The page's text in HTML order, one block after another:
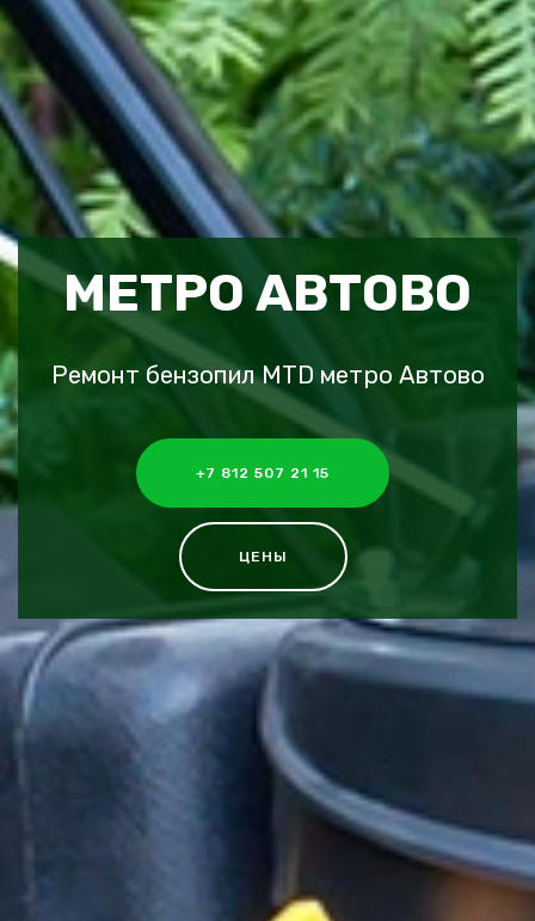
МЕТРО АВТОВО
Ремонт бензопил MTD метро Автово
+7 812 507 21 15
ЦЕНЫ